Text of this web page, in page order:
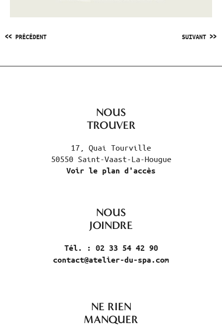
<< PRÉCÉDENT SUIVANT >>
NOUS
TROUVER
17, Quai Tourville
50550 Saint-Vaast-La-Hougue
Voir le plan d'accès
NOUS
JOINDRE
Tél. : 02 33 54 42 90
contact@atelier-du-spa.com
NE RIEN
MANQUER